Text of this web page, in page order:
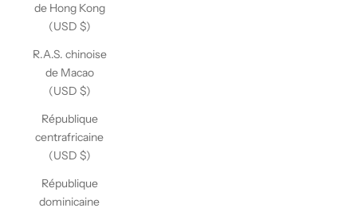
de Hong Kong
(USD $)
R.A.S. chinoise
de Macao
(USD $)
République
centrafricaine
(USD $)
République
dominicaine